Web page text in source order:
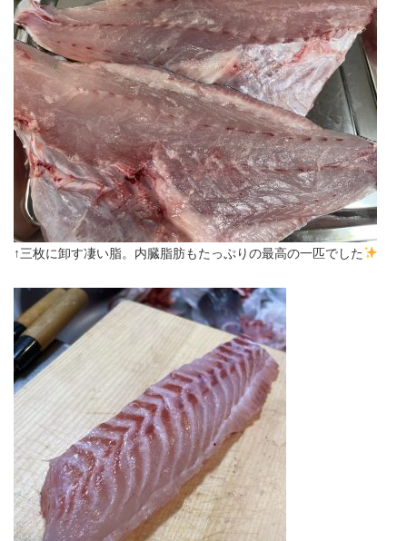
↑三枚に卸す凄い脂。内臓脂肪もたっぷりの最高の一匹でした